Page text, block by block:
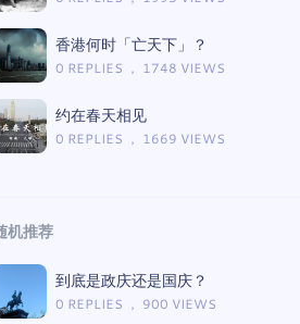
香港何时「亡天下」？
0 REPLIES ， 1748 VIEWS
约在春天相见
0 REPLIES ， 1669 VIEWS
机推荐
到底是政庆还是国庆？
0 REPLIES ， 900 VIEWS